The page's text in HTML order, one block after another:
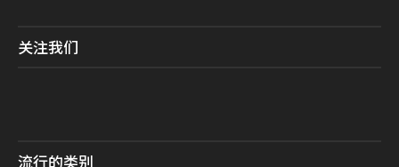
关注我们
流行的类别